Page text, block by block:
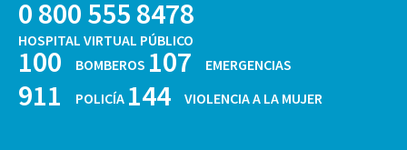
0 800 555 8478
HOSPITAL VIRTUAL PÚBLICO
100 BOMBEROS 107 EMERGENCIAS
911 POLICÍA 144 VIOLENCIA A LA MUJER